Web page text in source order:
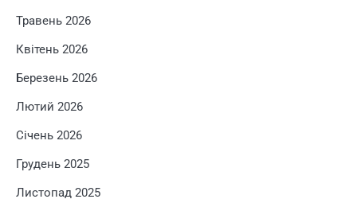
Травень 2026
Квітень 2026
Березень 2026
Лютий 2026
Січень 2026
Грудень 2025
Листопад 2025